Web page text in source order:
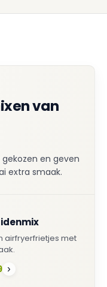
van
en geven
extra smaak.
airfryerfrietjes met
›